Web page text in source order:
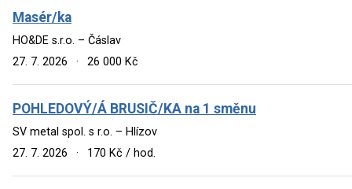
Masér/ka
HO&DE s.r.o. – Čáslav
27. 7. 2026
· 26 000 Kč
POHLEDOVÝ/Á BRUSIČ/KA na 1 směnu
SV metal spol. s r.o. – Hlízov
27. 7. 2026
· 170 Kč / hod.